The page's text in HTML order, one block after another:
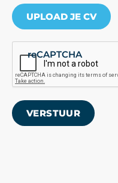
UPLOAD JE CV
reCAPTCHA
VERSTUUR